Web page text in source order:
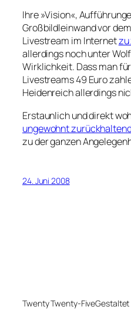
Ihre »Vision«,
Großbildleinwand vor
Livestream im Internetzu
allerdings noch unter
Wirklichkeit. Dass man
Livestreams 49 Euro
Heidenreich allerdings
Erstaunlich und direkt
ungewohnt
zu der ganzen
24. Juni 2008
Twenty Twenty-Five